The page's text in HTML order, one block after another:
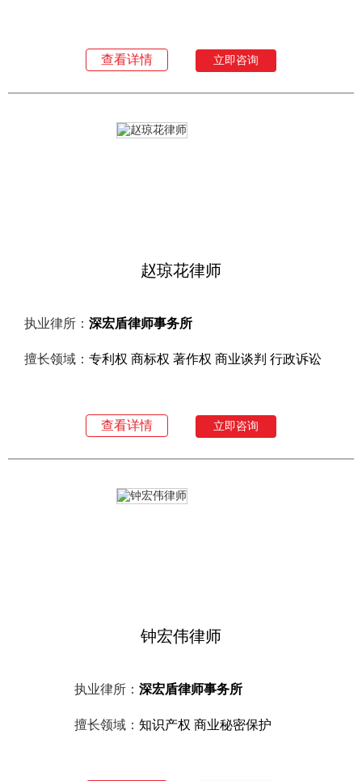
查看详情 立即咨询
赵琼花律师
执业律所： 深宏盾律师事务所
擅长领域： 专利权 商标权 著作权 商业谈判 行政诉讼
查看详情 立即咨询
钟宏伟律师
执业律所： 深宏盾律师事务所
擅长领域： 知识产权 商业秘密保护